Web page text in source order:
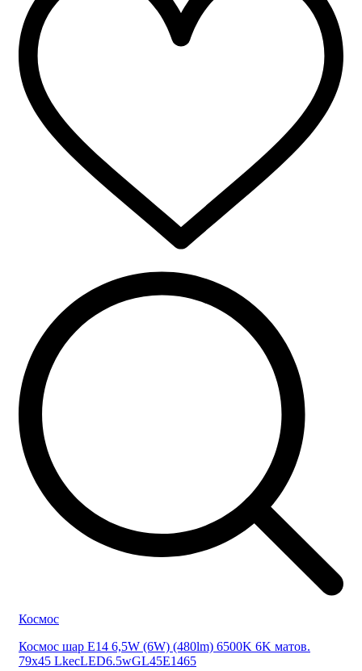
Космос
Космос шар E14 6,5W (6W) (480lm) 6500K 6K матов.
79x45 LkecLED6.5wGL45E1465